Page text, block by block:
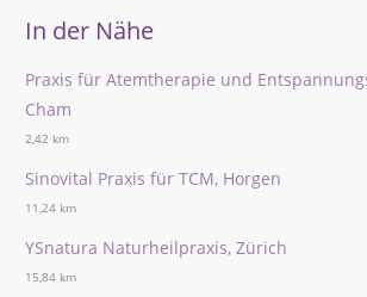
In der Nähe
Praxis für Atemtherapie und
Cham
2,42 km
Sinovital Praxis für TCM, Horgen
11,24 km
YSnatura Naturheilpraxis, Zürich
15,84 km